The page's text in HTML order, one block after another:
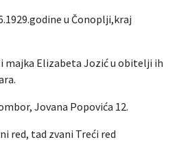
u Čonoplji,kraj
majka Elizabeta Jozić u obitelji ih
Jovana Popovića 12.
red, tad zvani Treći red